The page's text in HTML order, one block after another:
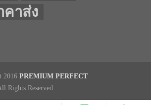
คาส่ง
2016 PREMIUM PERFECT
Rights Reserved.